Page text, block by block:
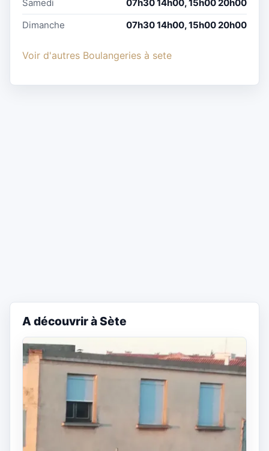
Samedi
07h30 14h00, 15h00 20h00
Dimanche
07h30 14h00, 15h00 20h00
Voir d'autres Boulangeries à sete
A découvrir à Sète